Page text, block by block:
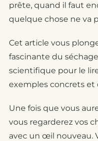
prête, quand il faut
quelque chose ne va
Cet article vous
fascinante du
scientifique pour le
exemples concrets et
Une fois que vous
vous regarderez vos
avec un œil nouveau.